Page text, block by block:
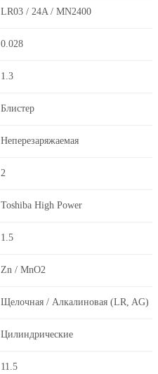
LR03 / 24A / MN2400
0.028
1.3
Блистер
Неперезаряжаемая
2
Toshiba High Power
1.5
Zn / MnO2
Щелочная / Алкалиновая (LR, AG)
Цилиндрические
11.5